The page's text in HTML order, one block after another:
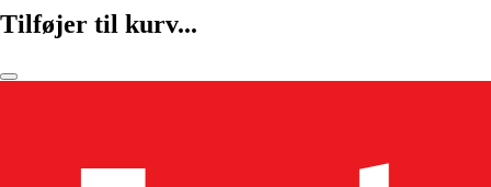
Tilføjer til kurv...